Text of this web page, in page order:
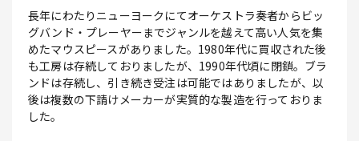
長年にわたりニューヨークにてオーケストラ奏者からビッ
グバンド・プレーヤーまでジャンルを越えて高い人気を集
めたマウスピースがありました。1980年代に買収された後
も工房は存続しておりましたが、1990年代頃に閉鎖。ブラ
ンドは存続し、引き続き受注は可能ではありましたが、以
後は複数の下請けメーカーが実質的な製造を行っておりま
した。